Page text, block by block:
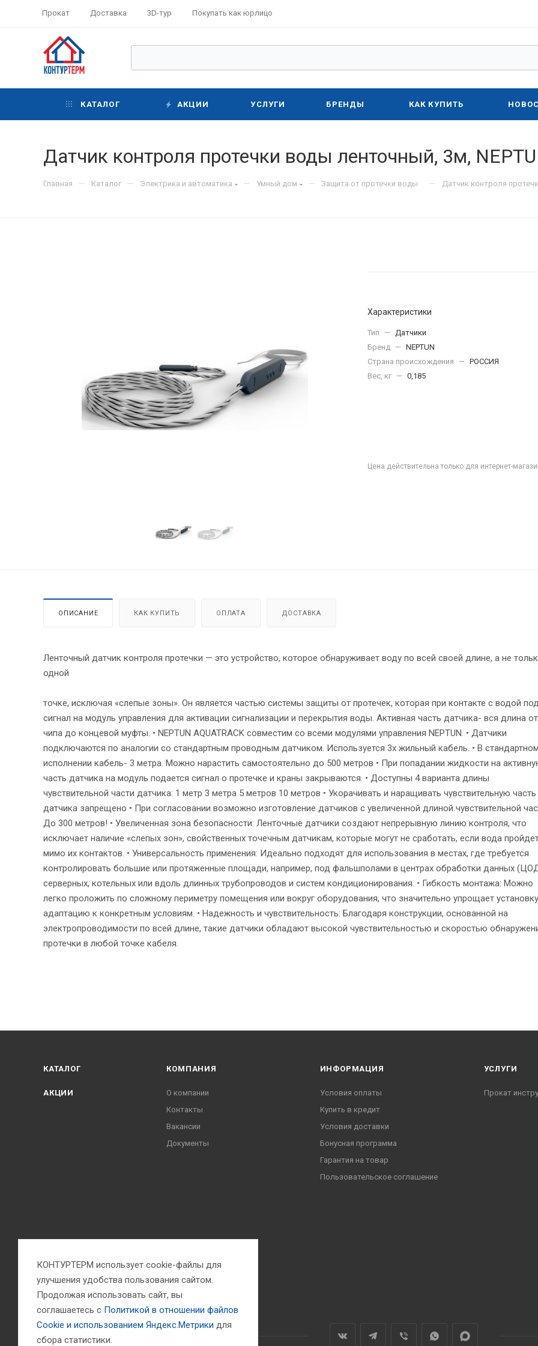
Прокат Доставка 3D-тур Покупать как юрлицо
КАТАЛОГ АКЦИИ УСЛУГИ БРЕНДЫ КАК КУПИТЬ
Датчик контроля протечки воды ленточный, 3м,
Главная — Каталог — Электрика и автоматика — Умный дом — Защита от протечки воды — Датчик контроля
Характеристики
Тип — Датчики
Бренд — NEPTUN
Страна происхождения
— РОССИЯ
Вес, кг — 0,185
Цена действительна только для интернет-
ОПИСАНИЕ КАК КУПИТЬ ОПЛАТА ДОСТАВКА
Ленточный датчик контроля протечки — это устройство, которое обнаруживает воду по всей своей длине, а не
одной
точке, исключая «слепые зоны». Он является частью системы защиты от протечек, которая при контакте с водой
сигнал на модуль управления для активации сигнализации и перекрытия воды. Активная часть датчика- вся длина от
чипа до концевой муфты. • NEPTUN AQUATRACK совместим со всеми модулями управления NEPTUN. • Датчики
подключаются по аналогии со стандартным проводным датчиком. Используется 3х жильный кабель. • В стандартном
исполнении кабель- 3 метра. Можно нарастить самостоятельно до 500 метров • При попадании жидкости на
часть датчика на модуль подается сигнал о протечке и краны закрываются. • Доступны 4 варианта длины
чувствительной части датчика: 1 метр 3 метра 5 метров 10 метров • Укорачивать и наращивать чувствительную часть
датчика запрещено • При согласовании возможно изготовление датчиков с увеличенной длиной чувствительной
До 300 метров! • Увеличенная зона безопасности: Ленточные датчики создают непрерывную линию контроля, что
исключает наличие «слепых зон», свойственных точечным датчикам, которые могут не сработать, если вода
мимо их контактов. • Универсальность применения: Идеально подходят для использования в местах, где требуется
контролировать большие или протяженные площади, например, под фальшполами в центрах обработки данных
серверных, котельных или вдоль длинных трубопроводов и систем кондиционирования. • Гибкость монтажа: Можно
легко проложить по сложному периметру помещения или вокруг оборудования, что значительно упрощает
адаптацию к конкретным условиям. • Надежность и чувствительность: Благодаря конструкции, основанной на
электропроводимости по всей длине, такие датчики обладают высокой чувствительностью и скоростью
протечки в любой точке кабеля.
КАТАЛОГ
АКЦИИ
КОМПАНИЯ
О компании
Контакты
Вакансии
Документы
ИНФОРМАЦИЯ
Условия оплаты
Купить в кредит
Условия доставки
Бонусная программа
Гарантия на товар
Пользовательское соглашение
УСЛУГИ
Прокат
КОНТУРТЕРМ использует cookie-файлы для
улучшения удобства пользования сайтом.
Продолжая использовать сайт, вы
соглашаетесь с Политикой в отношении файлов
Сookie и использованием Яндекс.Метрики для
сбора статистики.